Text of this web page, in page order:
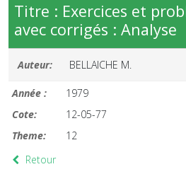
Titre : Exercices et
avec corrigés : Analyse
Auteur: BELLAICHE M.
Année :
1979
Cote:
12-05-77
Theme:
12
Retour